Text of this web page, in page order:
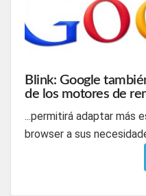
Blink: Google
de los motores de
...permitirá adaptar más
browser a sus